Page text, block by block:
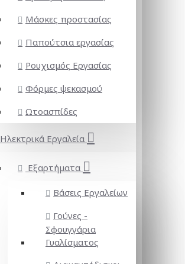
Μάσκες προστασίας
Παπούτσια εργασίας
Ρουχισμός Εργασίας
Φόρμες ψεκασμού
Ωτοασπίδες
Ηλεκτρικά Εργαλεία
Εξαρτήματα
Βάσεις Εργαλείων
Γούνες -
Σφουγγάρια
Γυαλίσματος